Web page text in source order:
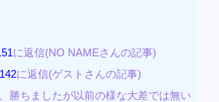
に返信(NO NAMEさんの記事)
に返信(ゲストさんの記事)
勝ちましたが以前の様な大差では無い